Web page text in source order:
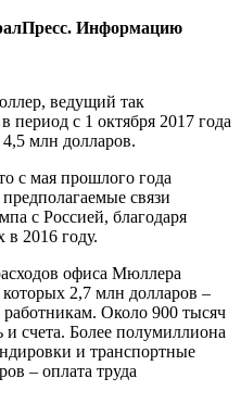
Информацию
ведущий так
период с 1 октября 2017 года
млн долларов.
с мая прошлого года
связи
с Россией, благодаря
2016 году.
офиса Мюллера
которых 2,7 млн долларов –
Около 900 тысяч
и счета. Более полумиллиона
и транспортные
– оплата труда